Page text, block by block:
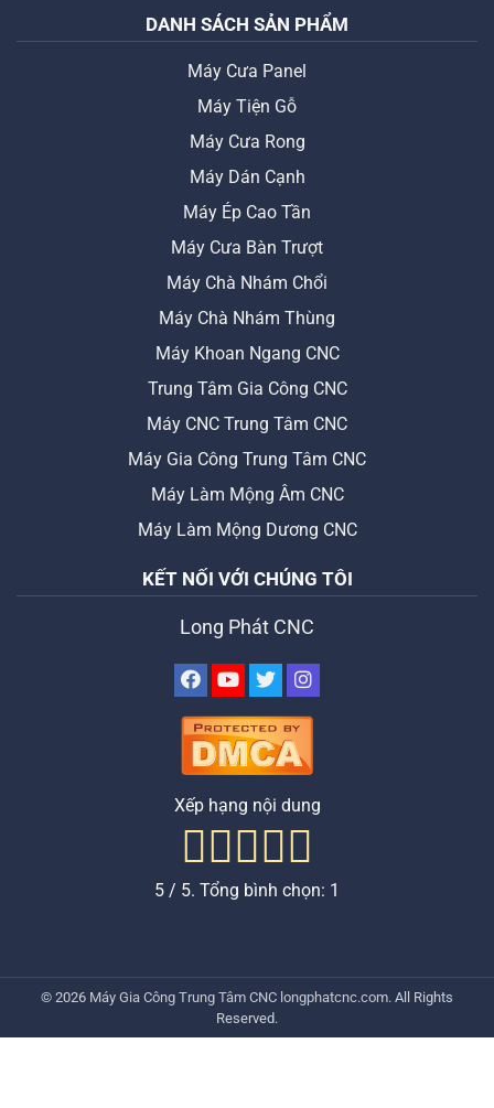
DANH SÁCH SẢN PHẨM
Máy Cưa Panel
Máy Tiện Gỗ
Máy Cưa Rong
Máy Dán Cạnh
Máy Ép Cao Tần
Máy Cưa Bàn Trượt
Máy Chà Nhám Chổi
Máy Chà Nhám Thùng
Máy Khoan Ngang CNC
Trung Tâm Gia Công CNC
Máy CNC Trung Tâm CNC
Máy Gia Công Trung Tâm CNC
Máy Làm Mộng Âm CNC
Máy Làm Mộng Dương CNC
KẾT NỐI VỚI CHÚNG TÔI
Long Phát CNC
Xếp hạng nội dung
5 / 5. Tổng bình chọn: 1
© 2026 Máy Gia Công Trung Tâm CNC longphatcnc.com. All Rights
Reserved.